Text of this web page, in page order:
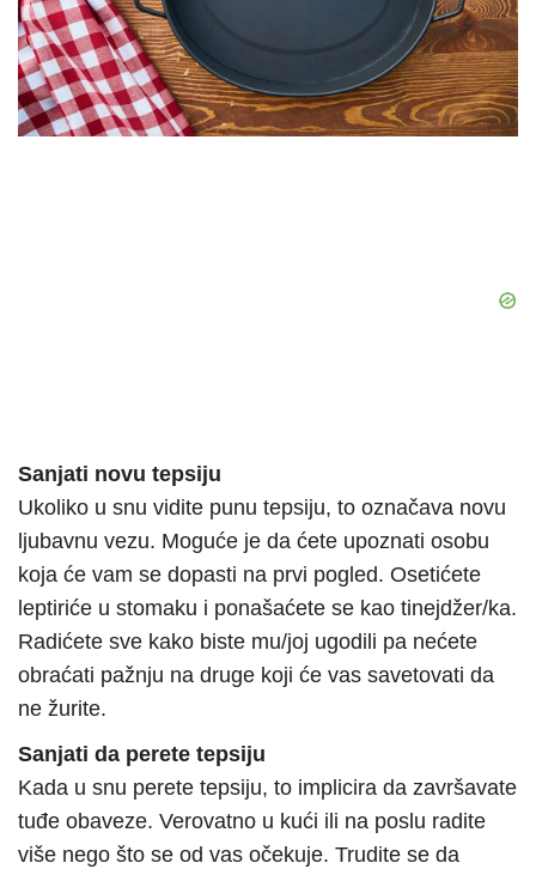
Sanjati novu tepsiju
Ukoliko u snu vidite punu tepsiju, to označava novu
ljubavnu vezu. Moguće je da ćete upoznati osobu
koja će vam se dopasti na prvi pogled. Osetićete
leptiriće u stomaku i ponašaćete se kao tinejdžer/ka.
Radićete sve kako biste mu/joj ugodili pa nećete
obraćati pažnju na druge koji će vas savetovati da
ne žurite.
Sanjati da perete tepsiju
Kada u snu perete tepsiju, to implicira da završavate
tuđe obaveze. Verovatno u kući ili na poslu radite
više nego što se od vas očekuje. Trudite se da